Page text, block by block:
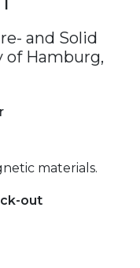
and Solid
of Hamburg,
materials.
out